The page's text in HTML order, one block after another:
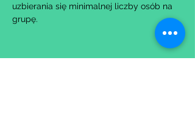
uzbierania się minimalnej liczby osób na
grupę.